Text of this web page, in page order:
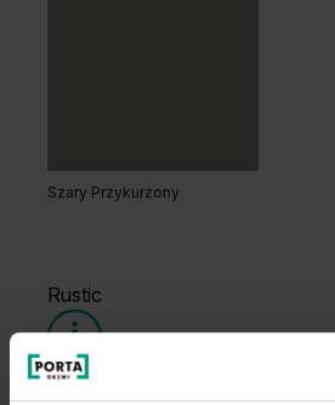
Szary Przykurzony
Rustic